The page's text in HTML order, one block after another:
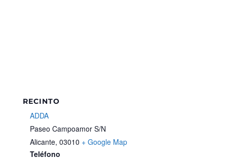
RECINTO
ADDA
Paseo Campoamor S/N
Alicante, 03010 + Google Map
Teléfono